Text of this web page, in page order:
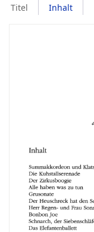
Titel Inhalt